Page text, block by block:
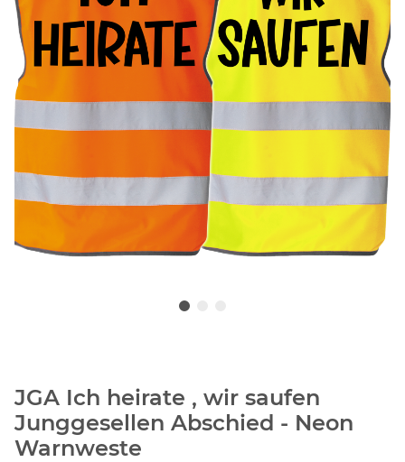
JGA Ich heirate , wir saufen
Junggesellen Abschied - Neon
Warnweste